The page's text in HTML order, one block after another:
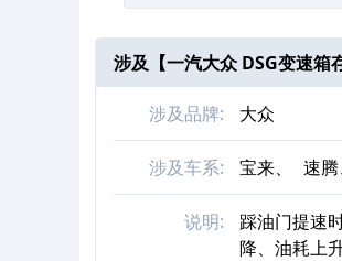
涉及【一汽大众 DSG变速箱
涉及品牌: 大众
涉及车系: 宝来、 速腾
说明:
踩油门提速
降、油耗上